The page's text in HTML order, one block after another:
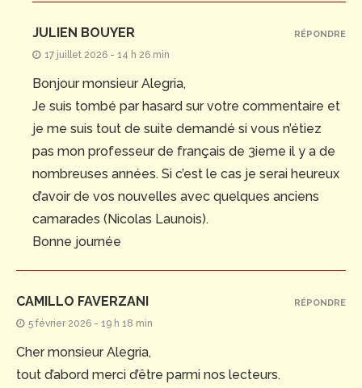
JULIEN BOUYER
17 juillet 2026 - 14 h 26 min
Bonjour monsieur Alegria,
Je suis tombé par hasard sur votre commentaire et
je me suis tout de suite demandé si vous n’étiez
pas mon professeur de français de 3ieme il y a de
nombreuses années. Si c’est le cas je serai heureux
d’avoir de vos nouvelles avec quelques anciens
camarades (Nicolas Launois).
Bonne journée
RÉPONDRE
CAMILLO FAVERZANI
5 février 2026 - 19 h 18 min
Cher monsieur Alegria,
tout d’abord merci d’être parmi nos lecteurs.
RÉPONDRE